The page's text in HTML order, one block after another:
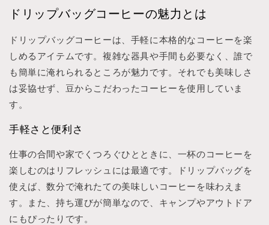
ドリップバッグコーヒーの魅力とは
ドリップバッグコーヒーは、手軽に本格的なコーヒーを楽
しめるアイテムです。複雑な器具や手間も必要なく、誰で
も簡単に淹れられるところが魅力です。それでも美味しさ
は妥協せず、豆からこだわったコーヒーを使用していま
す。
手軽さと便利さ
仕事の合間や家でくつろぐひとときに、一杯のコーヒーを
楽しむのはリフレッシュには最適です。ドリップバッグを
使えば、数分で淹れたての美味しいコーヒーを味わえま
す。また、持ち運びが簡単なので、キャンプやアウトドア
にもぴったりです。